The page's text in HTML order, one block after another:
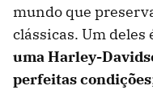
mundo que
clássicas. Um deles
uma Harley-
perfeitas condições